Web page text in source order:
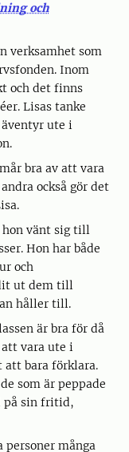
och
verksamhet som
Inom
och det finns
Lisas tanke
ute i
bra av att vara
också gör det
hon vänt sig till
Hon har både
och
ut dem till
håller till.
är bra för då
vara ute i
att bara förklara.
som är peppade
på sin fritid,
många